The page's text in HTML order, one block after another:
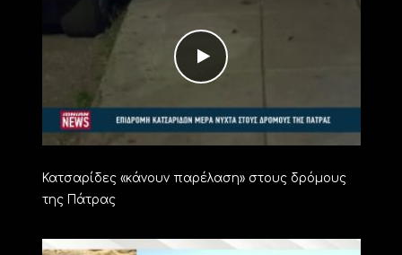
Κατσαρίδες «κάνουν παρέλαση» στους δρόμους
της Πάτρας